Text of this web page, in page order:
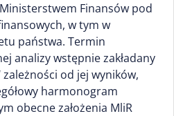
Finansów pod
w tym w
państwa. Termin
analizy wstępnie zakładany
od jej wyników,
harmonogram
obecne założenia MliR